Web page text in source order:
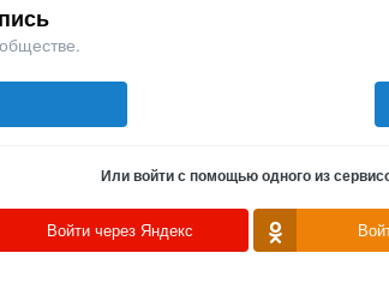
Или войти с помощью одного из
Войти через Яндекс